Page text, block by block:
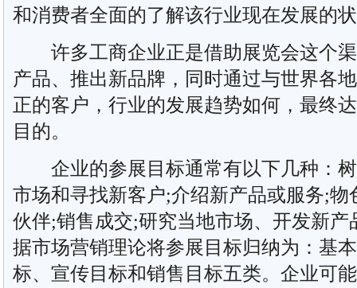
和消费者全面的了解该行业现在发展的
许多工商企业正是借助展览会这个渠
产品、推出新品牌，同时通过与世界各
正的客户，行业的发展趋势如何，最终
目的。
企业的参展目标通常有以下几种：树
市场和寻找新客户;介绍新产品或服务;
伙伴;销售成交;研究当地市场、开发新
据市场营销理论将参展目标归纳为：基
标、宣传目标和销售目标五类。企业可